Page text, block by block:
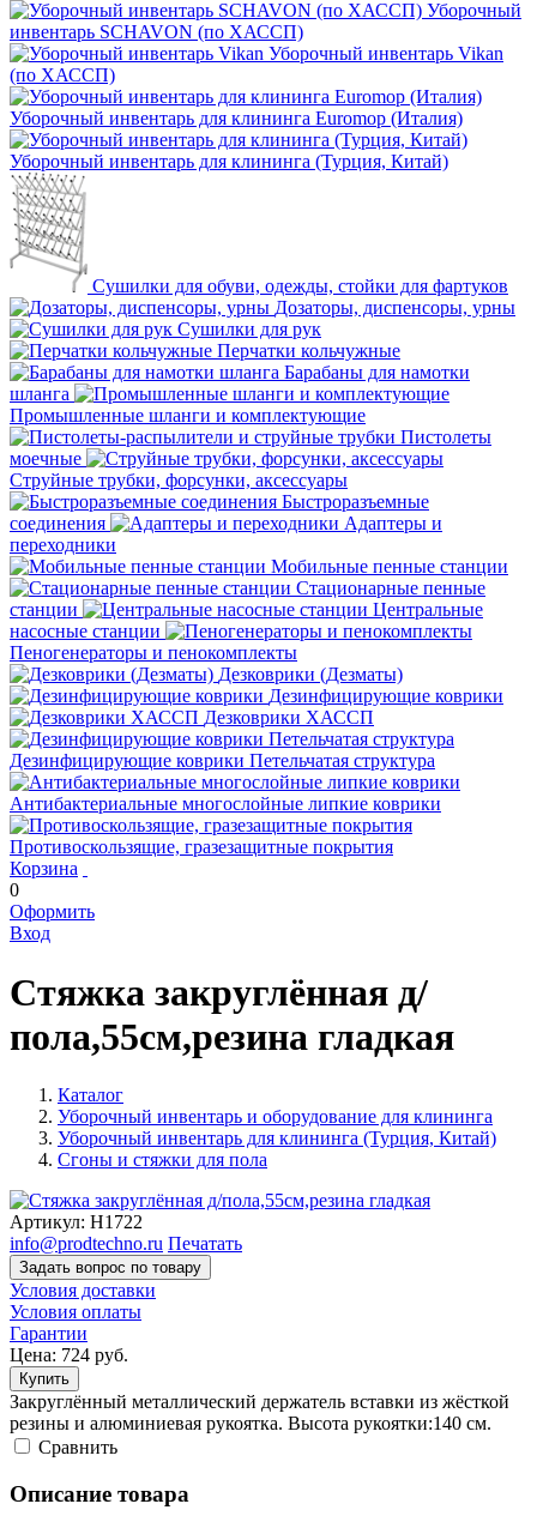
Уборочный
инвентарь SCHAVON (по ХАССП)
Уборочный инвентарь Vikan
(по ХАССП)
Уборочный инвентарь для клининга Euromop (Италия)
Уборочный инвентарь для клининга (Турция, Китай)
Сушилки для обуви, одежды, стойки для фартуков
Дозаторы, диспенсоры, урны
Сушилки для рук
Перчатки кольчужные
Барабаны для намотки
шланга
Промышленные шланги и комплектующие
Пистолеты
моечные
Струйные трубки, форсунки, аксессуары
Быстроразъемные
соединения
Адаптеры и
переходники
Мобильные пенные станции
Стационарные пенные
станции
Центральные
насосные станции
Пеногенераторы и пенокомплекты
Дезковрики (Дезматы)
Дезинфицирующие коврики
Дезковрики ХАССП
Дезинфицирующие коврики Петельчатая структура
Антибактериальные многослойные липкие коврики
Противоскользящие, гразезащитные покрытия
Корзина
0
Оформить
Вход
Стяжка закруглённая д/
пола,55см,резина гладкая
Каталог
Уборочный инвентарь и оборудование для клининга
Уборочный инвентарь для клининга (Турция, Китай)
Сгоны и стяжки для пола
Артикул: Н1722
info@prodtechno.ru Печатать
Задать вопрос по товару
Условия доставки
Условия оплаты
Гарантии
Цена: 724 руб.
Купить
Закруглённый металлический держатель вставки из жёсткой
резины и алюминиевая рукоятка. Высота рукоятки:140 см.
Cравнить
Описание товара